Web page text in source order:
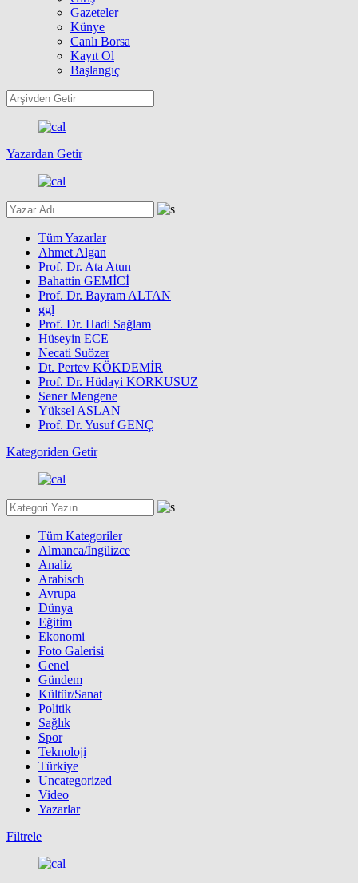
Gazeteler
Künye
Canlı Borsa
Kayıt Ol
Başlangıç
Yazardan Getir
Tüm Yazarlar
Ahmet Algan
Prof. Dr. Ata Atun
Bahattin GEMİCİ
Prof. Dr. Bayram ALTAN
ggl
Prof. Dr. Hadi Sağlam
Hüseyin ECE
Necati Suözer
Dt. Pertev KÖKDEMİR
Prof. Dr. Hüdayi KORKUSUZ
Sener Mengene
Yüksel ASLAN
Prof. Dr. Yusuf GENÇ
Kategoriden Getir
Tüm Kategoriler
Almanca/İngilizce
Analiz
Arabisch
Avrupa
Dünya
Eğitim
Ekonomi
Foto Galerisi
Genel
Gündem
Kültür/Sanat
Politik
Sağlık
Spor
Teknoloji
Türkiye
Uncategorized
Video
Yazarlar
Filtrele